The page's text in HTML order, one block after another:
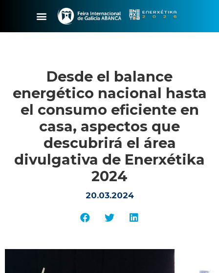
Desde el balance
energético nacional hasta
el consumo eficiente en
casa, aspectos que
descubrirá el área
divulgativa de Enerxétika
2024
20.03.2024